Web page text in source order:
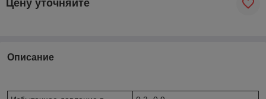
Цену уточняйте
Описание